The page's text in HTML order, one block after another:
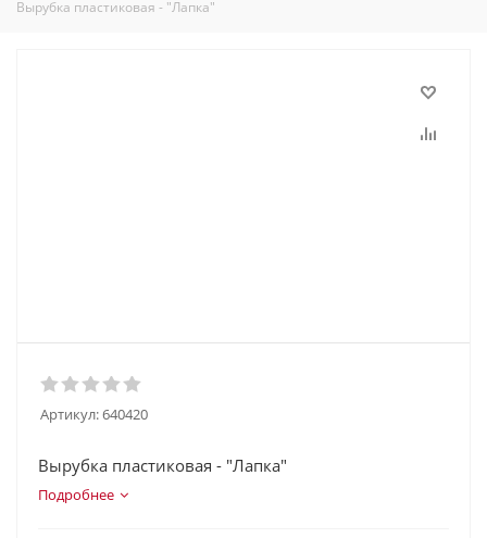
Вырубка пластиковая - "Лапка"
Артикул:640420
Вырубка пластиковая - "Лапка"
Подробнее